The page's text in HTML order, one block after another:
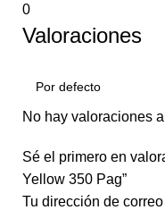
0
Valoraciones
No hay valoraciones
Sé el primero en
Yellow 350 Pag”
Tu dirección de